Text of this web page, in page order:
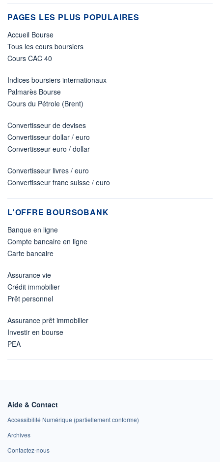
PAGES LES PLUS POPULAIRES
Accueil Bourse
Tous les cours boursiers
Cours CAC 40
Indices boursiers internationaux
Palmarès Bourse
Cours du Pétrole (Brent)
Convertisseur de devises
Convertisseur dollar / euro
Convertisseur euro / dollar
Convertisseur livres / euro
Convertisseur franc suisse / euro
L'OFFRE BOURSOBANK
Banque en ligne
Compte bancaire en ligne
Carte bancaire
Assurance vie
Crédit immobilier
Prêt personnel
Assurance prêt immobilier
Investir en bourse
PEA
Aide & Contact
Accessibilité Numérique (partiellement conforme)
Archives
Contactez-nous